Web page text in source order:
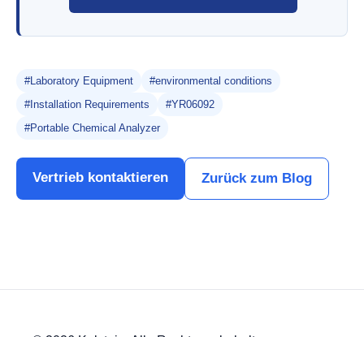
#Laboratory Equipment
#environmental conditions
#Installation Requirements
#YR06092
#Portable Chemical Analyzer
Vertrieb kontaktieren Zurück zum Blog